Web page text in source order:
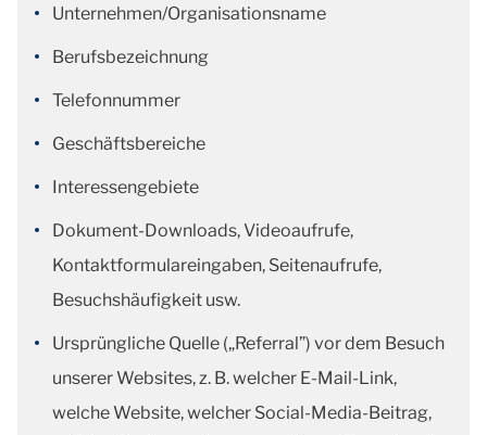
Unternehmen/Organisationsname
Berufsbezeichnung
Telefonnummer
Geschäftsbereiche
Interessengebiete
Dokument-Downloads, Videoaufrufe,
Kontaktformulareingaben, Seitenaufrufe,
Besuchshäufigkeit usw.
Ursprüngliche Quelle („Referral”) vor dem Besuch
unserer Websites, z. B. welcher E-Mail-Link,
welche Website, welcher Social-Media-Beitrag,